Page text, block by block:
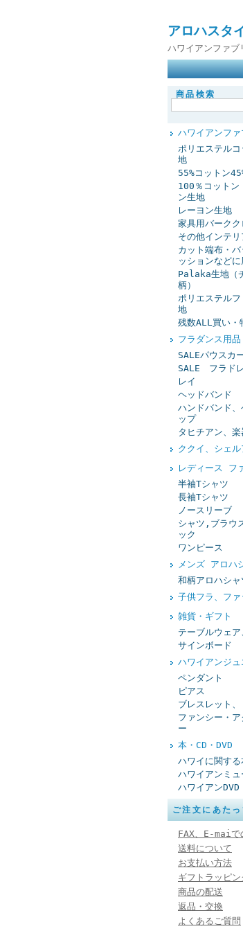
アロハスタ
ハワイアンファブ
商品検索
ハワイアンファ
ポリエステルコ
地
55%コットン
100％コットン
ン生地
レーヨン生地
家具用バーク
その他インテ
カット端布・バ
ッションなど
Palaka生地（
柄）
ポリエステルフ
地
残数ALL買い・
フラダンス用品
SALEパウスカ
SALE フラド
レイ
ヘッドバンド
ハンドバンド、
ップ
タヒチアン、楽
ククイ、シェル
レディース フ
半袖Tシャツ
長袖Tシャツ
ノースリーブ
シャツ,ブラウ
ック
ワンピース
メンズ アロハ
和柄アロハシャ
子供フラ、ファ
雑貨・ギフト
テーブルウェ
サインボード
ハワイアンジュ
ペンダント
ピアス
ブレスレット
ファンシー・ア
ー
本・CD・DVD
ハワイに関する
ハワイアンミュ
ハワイアンDVD
ご注文にあたっ
FAX、E-maiで
送料について
お支払い方法
ギフトラッピン
商品の配送
返品・交換
よくあるご質問